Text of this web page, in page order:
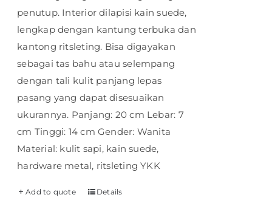
penutup. Interior dilapisi kain suede,
lengkap dengan kantung terbuka dan
kantong ritsleting. Bisa digayakan
sebagai tas bahu atau selempang
dengan tali kulit panjang lepas
pasang yang dapat disesuaikan
ukurannya. Panjang: 20 cm Lebar: 7
cm Tinggi: 14 cm Gender: Wanita
Material: kulit sapi, kain suede,
hardware metal, ritsleting YKK
Add to quote Details